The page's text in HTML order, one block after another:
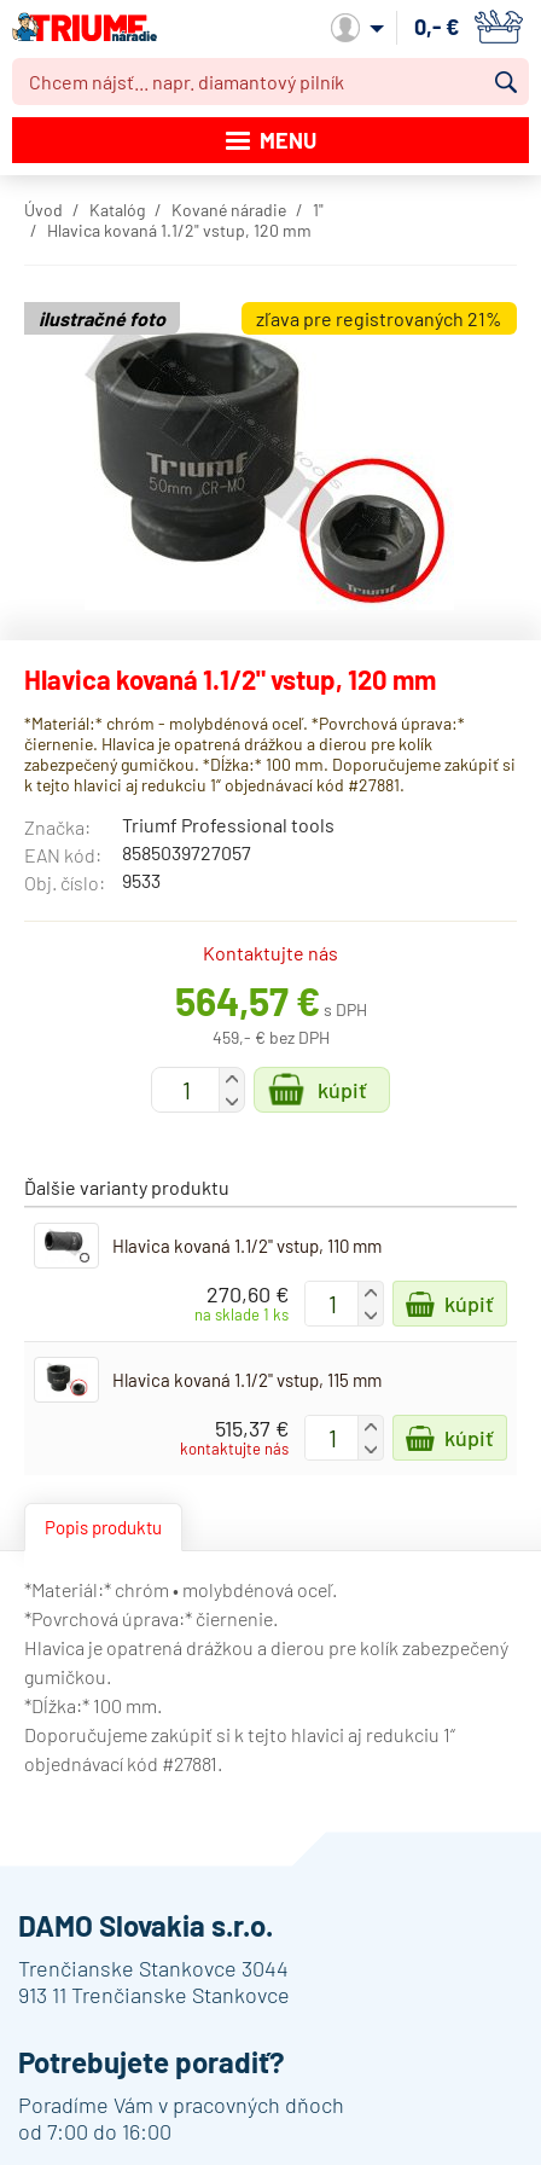
Môj účet
0,- €
MENU
Akcie
Výpredaj
Obchodné podmienky
Dodacie podmienky
Kontakt
Úvod Katalóg Kované náradie
1"
Hlavica kovaná 1.1/2" vstup, 120 mm
zľava pre registrovaných 21%
ilustračné foto
Hlavica kovaná 1.1/2" vstup, 120 mm
*Materiál:* chróm - molybdénová oceľ. *Povrchová úprava:*
čiernenie. Hlavica je opatrená drážkou a dierou pre kolík
zabezpečený gumičkou. *Dĺžka:* 100 mm. Doporučujeme zakúpiť si
k tejto hlavici aj redukciu 1“ objednávací kód #27881.
Značka:
Triumf Professional tools
EAN kód:
8585039727057
Obj. číslo:
9533
Kontaktujte nás
564,57 € s DPH
459,- € bez DPH
+
-
kúpiť
Ďalšie varianty produktu
Hlavica kovaná 1.1/2" vstup, 110 mm
270,60 €
na sklade 1 ks
+
-
kúpiť
Hlavica kovaná 1.1/2" vstup, 115 mm
515,37 €
kontaktujte nás
+
-
kúpiť
Popis produktu
*Materiál:* chróm • molybdénová oceľ.
*Povrchová úprava:* čiernenie.
Hlavica je opatrená drážkou a dierou pre kolík zabezpečený
gumičkou.
*Dĺžka:* 100 mm.
Doporučujeme zakúpiť si k tejto hlavici aj redukciu 1“
objednávací kód #27881.
DAMO Slovakia s.r.o.
Trenčianske Stankovce 3044
913 11 Trenčianske Stankovce
Potrebujete poradiť?
Poradíme Vám v pracovných dňoch
od 7:00 do 16:00